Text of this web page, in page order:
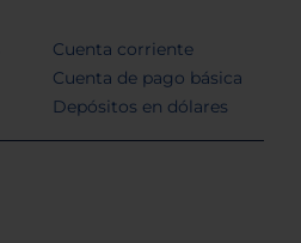
Cuenta corriente
Cuenta de pago básica
Depósitos en dólares